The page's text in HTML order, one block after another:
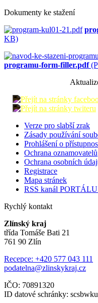
Dokumenty ke stažení
KB)
programu-form-filler.pdf
Verze pro slabší zrak
Zásady používání
Prohlášení o
Ochrana oznamovatelů
Ochrana osobních
Registrace
Mapa stránek
RSS kanál
Rychlý kontakt
Zlínský kraj
třída Tomáše Bati 21
761 90 Zlín
Recepce: +420 577 043 111
podatelna@zlinskykraj.cz
IČO: 70891320
ID datové schránky: scsbwku